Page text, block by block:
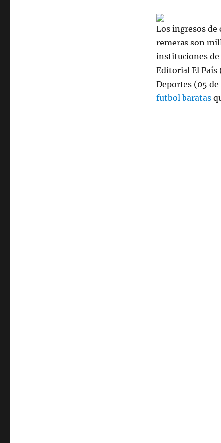
Los ingresos de
remeras son
instituciones de
Editorial El País
Deportes (05
futbol baratas